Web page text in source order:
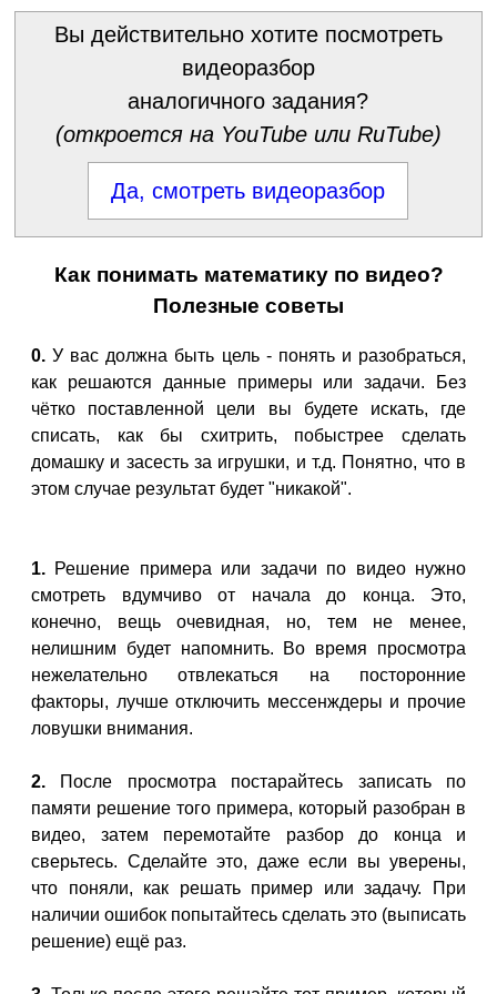
Вы действительно хотите посмотреть
видеоразбор
аналогичного задания?
(откроется на YouTube или RuTube)
Да, смотреть видеоразбор
Как понимать математику по видео?
Полезные советы
0. У вас должна быть цель - понять и разобраться,
как решаются данные примеры или задачи. Без
чётко поставленной цели вы будете искать, где
списать, как бы схитрить, побыстрее сделать
домашку и засесть за игрушки, и т.д. Понятно, что в
этом случае результат будет "никакой".
1. Решение примера или задачи по видео нужно
смотреть вдумчиво от начала до конца. Это,
конечно, вещь очевидная, но, тем не менее,
нелишним будет напомнить. Во время просмотра
нежелательно отвлекаться на посторонние
факторы, лучше отключить мессенждеры и прочие
ловушки внимания.
2. После просмотра постарайтесь записать по
памяти решение того примера, который разобран в
видео, затем перемотайте разбор до конца и
сверьтесь. Сделайте это, даже если вы уверены,
что поняли, как решать пример или задачу. При
наличии ошибок попытайтесь сделать это (выписать
решение) ещё раз.